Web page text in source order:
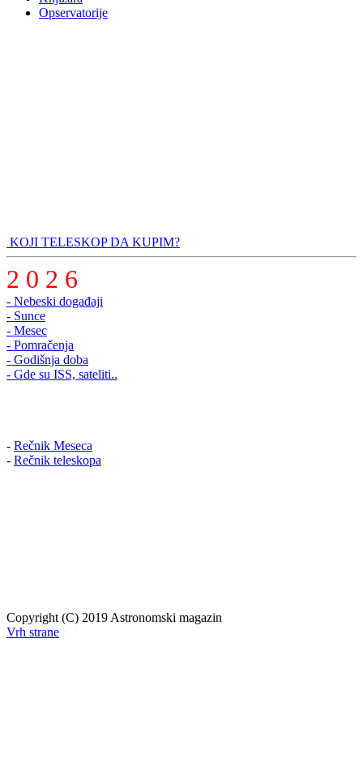
Opservatorije
KOJI TELESKOP DA KUPIM?
2 0 2 6
- Nebeski događaji
- Sunce
- Mesec
- Pomračenja
- Godišnja doba
- Gde su ISS, sateliti..
- Rečnik Meseca
- Rečnik teleskopa
Copyright (C) 2019 Astronomski magazin
Vrh strane